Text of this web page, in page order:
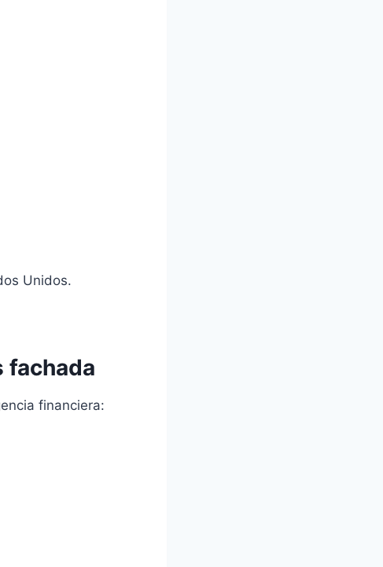
Unidos.
fachada
financiera: